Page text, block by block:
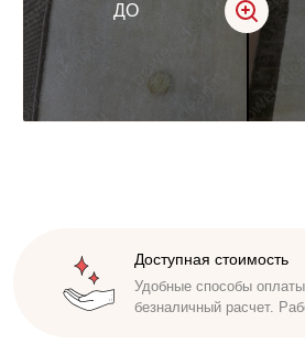
ДО
Доступная стоимость
Удобные способы
безналичный расчет.